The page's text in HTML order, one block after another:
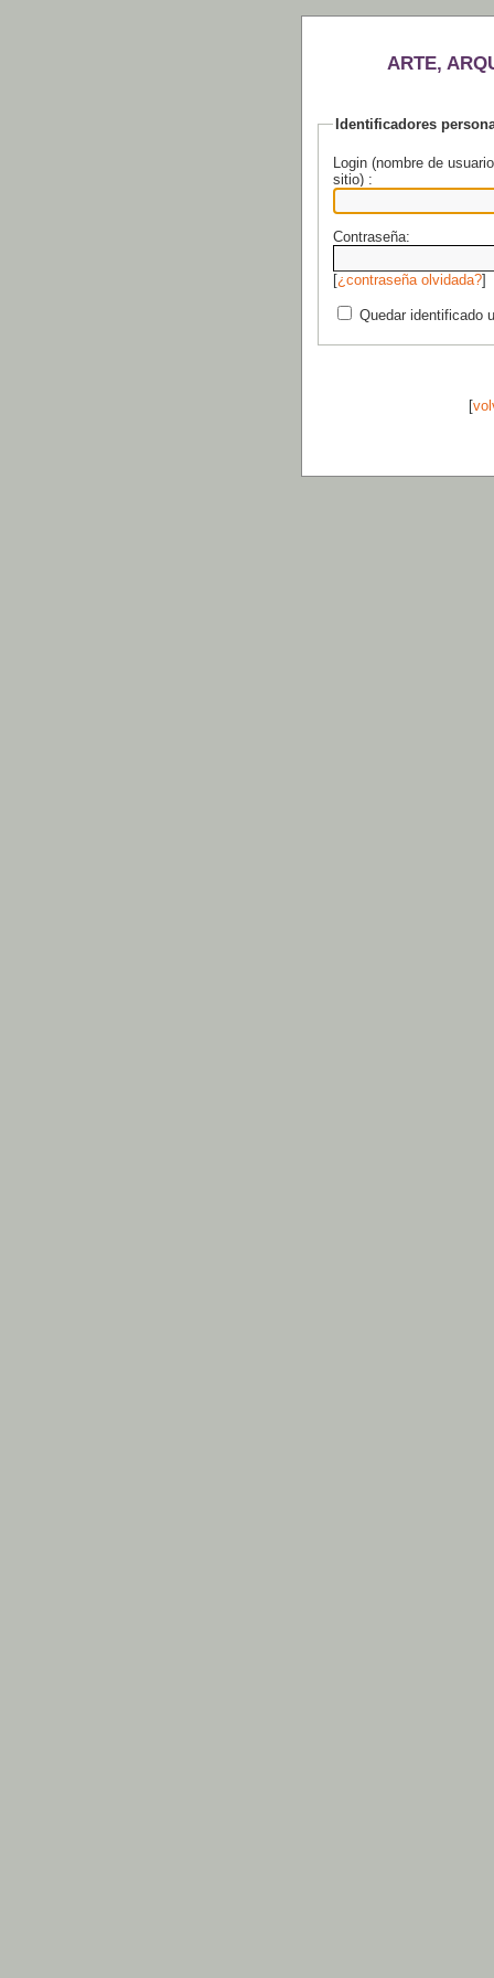
ARTE,
Identificadores
Login (nombre de
sitio) :
Contraseña:
[¿contraseña olvidada?]
Quedar identificado
[